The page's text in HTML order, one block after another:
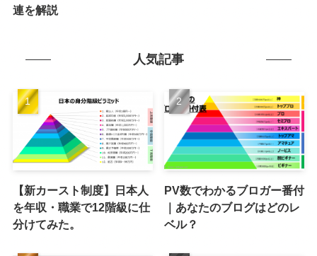
連を解説
人気記事
【新カースト制度】日本人
を年収・職業で12階級に仕
分けてみた。
PV数でわかるブロガー番付
｜あなたのブログはどのレ
ベル？